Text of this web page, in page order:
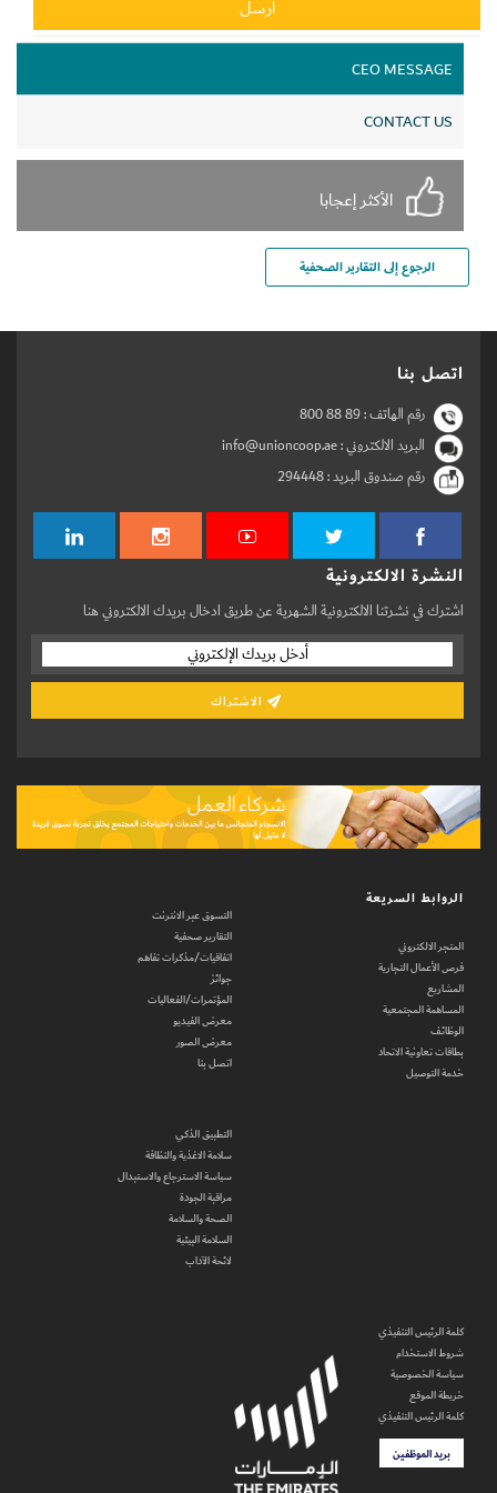
CEO MESSAGE
CONTACT US
الأكثر إعجابا
الرجوع إلى التقارير الصحفية
اتصل بنا
رقم الهاتف :800 88 89
البريد الالكتروني : info@unioncoop.ae
رقم صندوق البريد :294448
النشرة الالكترونية
اشترك في نشرتنا الالكترونية الشهرية عن طريق ادخال بريدك الالكتروني هنا
الروابط السريعة
المتجر الالكتروني
فرص الأعمال التجارية
المشاريع
المساهمة المجتمعية
الوظائف
بطاقات تعاونية الاتحاد
خدمة التوصيل
التسوق عبر الانترنت
التقارير صحفية
اتفاقيات/مذكرات تفاهم
جوائز
المؤتمرات/الفعاليات
معرض الفيديو
معرض الصور
اتصل بنا
التطبيق الذكي
سلامة الاغذية والنظافة
سياسة الاسترجاع والاستبدال
مراقبة الجودة
الصحة والسلامة
السلامة البيئية
لائحة الآداب
كلمة الرئيس التنفيذي
شروط الاستخدام
سياسة الخصوصية
خريطة الموقع
كلمة الرئيس التنفيذي
بريد الموظفين